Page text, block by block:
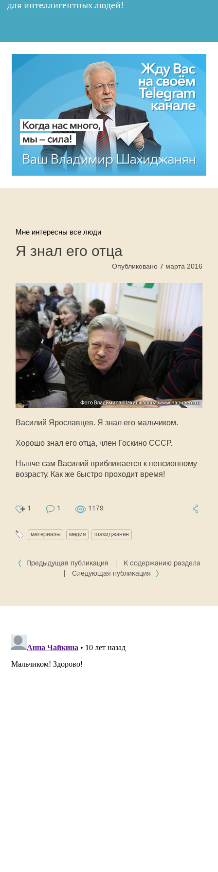
для интеллигентных людей!
Мне интересны все люди
Я знал его отца
Опубликовано 7 марта 2016
Василий Ярославцев. Я знал его мальчиком.
Хорошо знал его отца, член Госкино СССР.
Нынче сам Василий приближается к пенсионному
возрасту. Как же быстро проходит время!
1 1 1179
материалы медиа шахиджанян
Предыдущая публикация
К содержанию раздела
Следующая публикация